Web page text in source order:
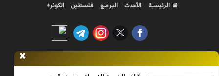
الرئيسية الأحدث البرامج فلسطين الكوثر+
Nilesat 11900 V | Badr 8 11747 V | Badr5 12284 V